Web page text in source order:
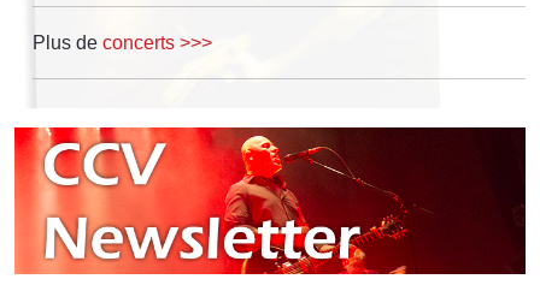
Plus de concerts >>>